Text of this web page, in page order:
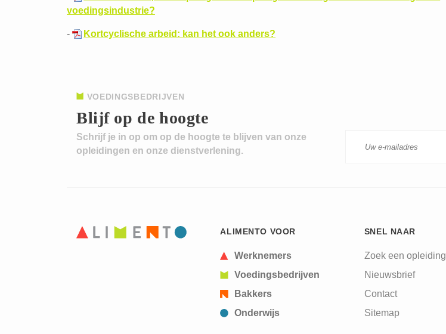
voedingsindustrie?
- Kortcyclische arbeid: kan het ook anders?
Blijf op de hoogte
VOEDINGSBEDRIJVEN
Schrijf je in op om op de hoogte te blijven van onze
opleidingen en onze dienstverlening.
ALIMENTO VOOR
Werknemers
Voedingsbedrijven
Bakkers
Onderwijs
SNEL NAAR
Zoek een opleiding
Nieuwsbrief
Contact
Sitemap